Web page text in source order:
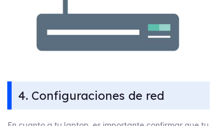
4. Configuraciones de red